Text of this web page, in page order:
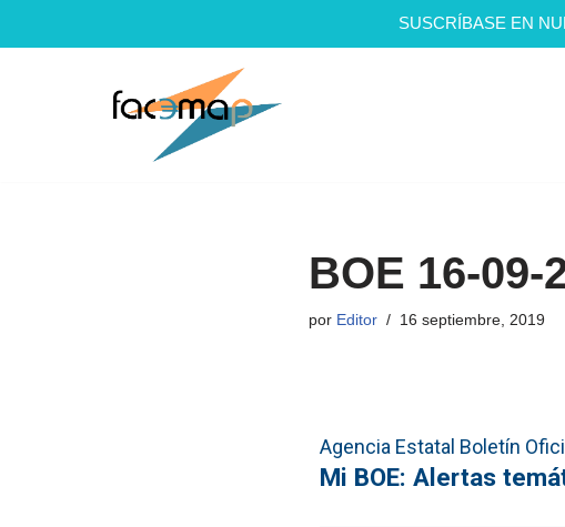
SUSCRÍBASE EN
BOE 16-09-
por Editor 16 septiembre, 2019
Agencia Estatal Boletín
Mi BOE: Alertas